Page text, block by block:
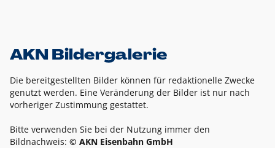
AKN Bildergalerie
Die bereitgestellten Bilder können für redaktionelle Zwecke
genutzt werden. Eine Veränderung der Bilder ist nur nach
vorheriger Zustimmung gestattet.
Bitte verwenden Sie bei der Nutzung immer den
Bildnachweis: © AKN Eisenbahn GmbH